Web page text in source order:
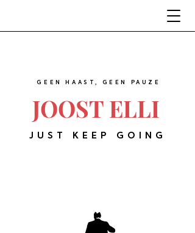
JOOST ELLI
GEEN HAAST, GEEN PAUZE
JUST KEEP GOING